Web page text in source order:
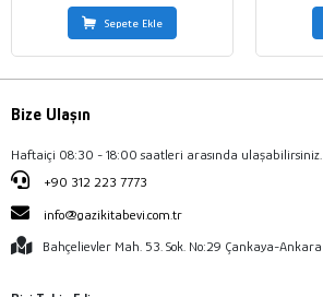
Sepete Ekle
Bize Ulaşın
Haftaiçi 08:30 - 18:00 saatleri arasında ulaşabilirsiniz.
+90 312 223 7773
info@gazikitabevi.com.tr
Bahçelievler Mah. 53. Sok. No:29 Çankaya-Ankara